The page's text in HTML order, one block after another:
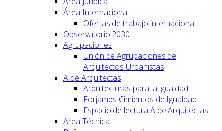
Área Internacional
Ofertas de trabajo internacional
Observatorio 2030
Agrupaciones
Unión de Agrupaciones de
Arquitectos Urbanistas
A de Arquitectas
Arquitecturas para la igualdad
Forjamos Cimientos de Igualdad
Espacio de lectura A de Arquitectas
Area Técnica